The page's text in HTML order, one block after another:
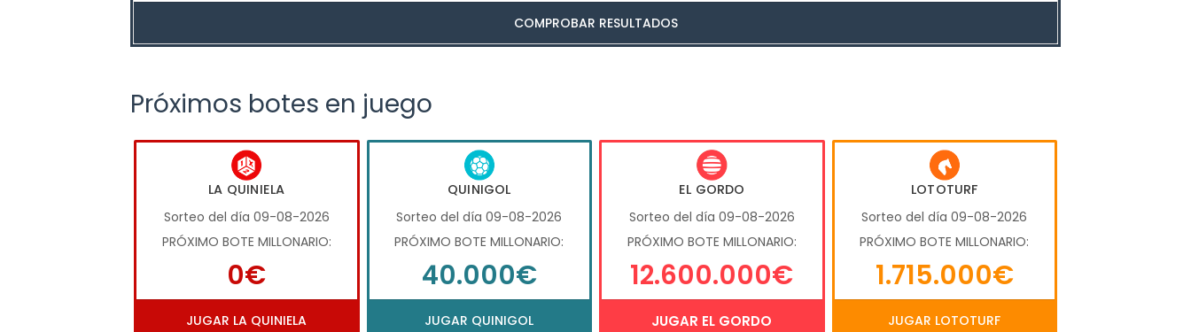
COMPROBAR RESULTADOS
Próximos botes en juego
LA QUINIELA
Sorteo del día 09-08-2026
PRÓXIMO BOTE MILLONARIO:
0€
JUGAR LA QUINIELA
QUINIGOL
Sorteo del día 09-08-2026
PRÓXIMO BOTE MILLONARIO:
40.000€
JUGAR QUINIGOL
EL GORDO
Sorteo del día 09-08-2026
PRÓXIMO BOTE MILLONARIO:
12.600.000€
JUGAR EL GORDO
LOTOTURF
Sorteo del día 09-08-2026
PRÓXIMO BOTE MILLONARIO:
1.715.000€
JUGAR LOTOTURF